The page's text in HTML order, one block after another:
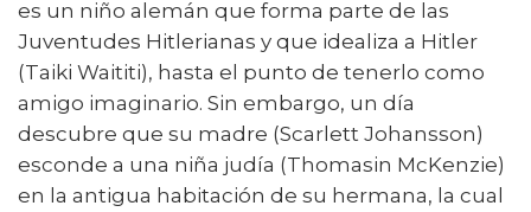
es un niño alemán que forma parte de las
Juventudes Hitlerianas y que idealiza a Hitler
(Taiki Waititi), hasta el punto de tenerlo como
amigo imaginario. Sin embargo, un día
descubre que su madre (Scarlett Johansson)
esconde a una niña judía (Thomasin McKenzie)
en la antigua habitación de su hermana, la cual